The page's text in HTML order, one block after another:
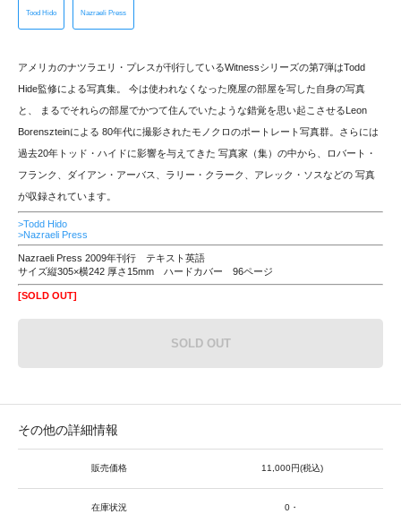
Tood Hido Nazraeli Press
アメリカのナツラエリ・プレスが刊行しているWitnessシリーズの第7弾はTodd
Hide監修による写真集。 今は使われなくなった廃屋の部屋を写した自身の写真
と、 まるでそれらの部屋でかつて住んでいたような錯覚を思い起こさせるLeon
Borenszteinによる 80年代に撮影されたモノクロのポートレート写真群。さらには
過去20年トッド・ハイドに影響を与えてきた 写真家（集）の中から、ロバート・
フランク、ダイアン・アーバス、ラリー・クラーク、アレック・ソスなどの 写真
が収録されています。
>Todd Hido
>Nazraeli Press
Nazraeli Press 2009年刊行 テキスト英語
サイズ縦305×横242 厚さ15mm ハードカバー 96ページ
[SOLD OUT]
SOLD OUT
その他の詳細情報
販売価格 11,000円(税込)
在庫状況 0・